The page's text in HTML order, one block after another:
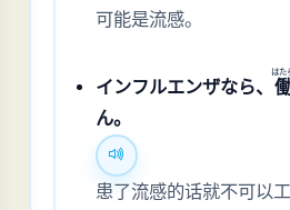
可能是流感。
インフルエンザなら、
はた
ん。
患了流感的话就不可以工